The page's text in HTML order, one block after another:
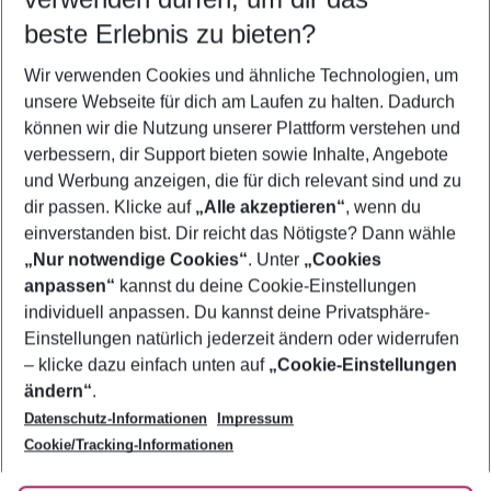
5-8 Nächte
2 Erwachsene Keine Kinder
Mehr Filter anzeigen
Footer
Footer navigation
Über uns
AGB
Bestpreisgarantie
Cookie-Einstellungen ändern
Cookie-Richtlinie
Agenturbetreuung
Barrierefreies Reisen
Folge uns
beste Erlebnis zu bieten?
Wir verwenden Cookies und ähnliche Technologien, um
unsere Webseite für dich am Laufen zu halten. Dadurch
können wir die Nutzung unserer Plattform verstehen und
verbessern, dir Support bieten sowie Inhalte, Angebote
und Werbung anzeigen, die für dich relevant sind und zu
dir passen. Klicke auf „Alle akzeptieren“, wenn du
einverstanden bist. Dir reicht das Nötigste? Dann wähle
„Nur notwendige Cookies“. Unter „Cookies
anpassen“ kannst du deine Cookie-Einstellungen
individuell anpassen. Du kannst deine Privatsphäre-
Einstellungen natürlich jederzeit ändern oder widerrufen
– klicke dazu einfach unten auf „Cookie-Einstellungen
ändern“.
Datenschutz-Informationen
Impressum
Cookie/Tracking-Informationen